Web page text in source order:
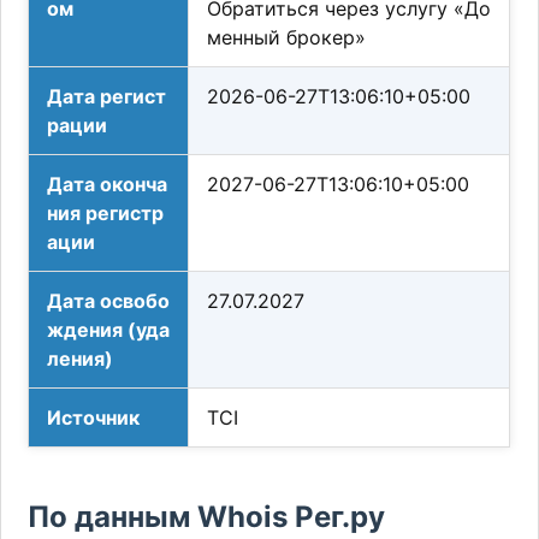
ом
Обратиться через услугу «До
менный брокер»
Дата регист
рации
2026-06-27T13:06:10+05:00
Дата оконча
ния регистр
ации
2027-06-27T13:06:10+05:00
Дата освобо
ждения (уда
ления)
27.07.2027
Источник TCI
По данным Whois Рег.ру